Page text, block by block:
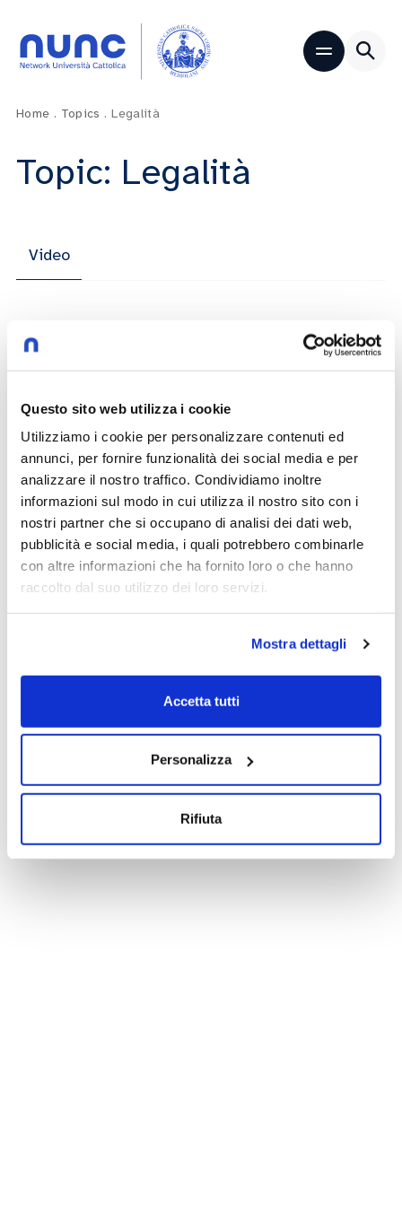
Questo sito web utilizza i cookie
Utilizziamo i cookie per personalizzare contenuti ed
annunci, per fornire funzionalità dei social media e per
analizzare il nostro traffico. Condividiamo inoltre
informazioni sul modo in cui utilizza il nostro sito con i
nostri partner che si occupano di analisi dei dati web,
pubblicità e social media, i quali potrebbero combinarle
con altre informazioni che ha fornito loro o che hanno
raccolto dal suo utilizzo dei loro servizi.
Mostra dettagli
Accetta tutti
Personalizza
Rifiuta
Home . Topics . Legalità
Topic: Legalità
Video
Per una migliore imposizione fiscale sul
Massimo Bordignon Tommaso Di Tanno
Sconfiggere la corruzione: il sogno di un
paese normale
Raffaele Cantone
17/11/2023
Nicola Gratteri